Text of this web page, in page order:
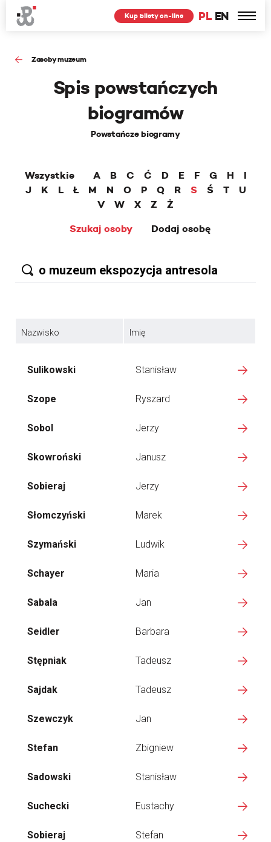
PL EN
Kup bilety on-line
Zasoby muzeum
Spis powstańczych
biogramów
Powstańcze biogramy
Wszystkie A B C Ć D E F G H
I
J
K L Ł M N O P Q R S Ś T
U
V
W X Z
Ż
Szukaj osoby
Dodaj osobę
Nazwisko Imię
Sulikowski Stanisław
Szope Ryszard
Sobol Jerzy
Skowroński Janusz
Sobieraj Jerzy
Słomczyński Marek
Szymański Ludwik
Schayer Maria
Sabala Jan
Seidler Barbara
Stępniak Tadeusz
Sajdak Tadeusz
Szewczyk Jan
Stefan Zbigniew
Sadowski Stanisław
Suchecki Eustachy
Sobieraj Stefan